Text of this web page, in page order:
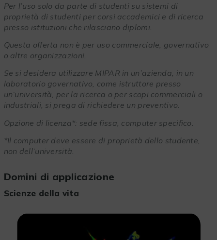
Per l’uso solo da parte di studenti su sistemi di
proprietà di studenti per corsi accademici e di ricerca
presso istituzioni che rilasciano diplomi.
Questa offerta non è per uso commerciale, governativo
o altre organizzazioni.
Se si desidera utilizzare MIPAR in un’azienda, in un
laboratorio governativo, come istruttore presso
un’università, per la ricerca o per scopi commerciali o
industriali, si prega di richiedere un preventivo.
Opzione di licenza*: sede fissa, computer specifico.
*Il computer deve essere di proprietà dello studente,
non dell’università.
Domini di applicazione
Scienze della vita